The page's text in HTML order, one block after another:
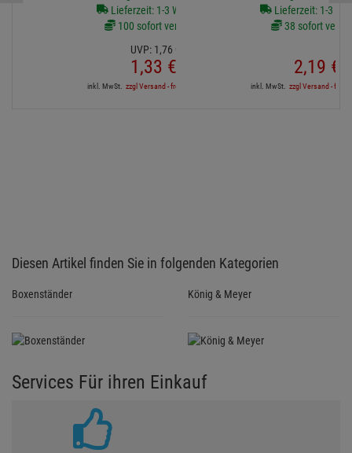
Lieferzeit: 1-3 Werktage
100 sofort verfügbar
UVP: 1,76 €
1,33 €
inkl. MwSt. zzgl Versand - frei ab 90,-€ in DE
Lieferzeit: 1-3
38 sofort
2,19 €
inkl. MwSt. zzgl Versand - frei
Diesen Artikel finden Sie in folgenden Kategorien
Boxenständer König & Meyer
Services Für ihren Einkauf